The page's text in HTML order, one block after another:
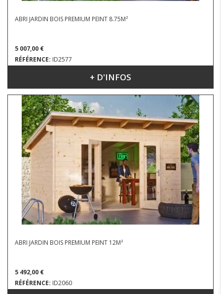
ABRI JARDIN BOIS PREMIUM PEINT 8.75M²
5 007,00 €
RÉFÉRENCE: ID2577
DIMENSIONS : 3.90 X 3.10 M+ D'INFOS
ABRI JARDIN BOIS PREMIUM PEINT 12M²
5 492,00 €
RÉFÉRENCE: ID2060